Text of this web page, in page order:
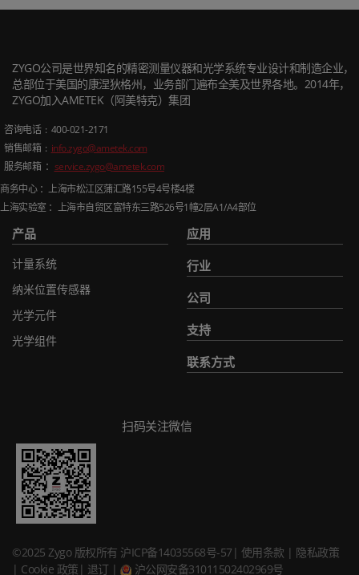
ZYGO公司是世界知名的精密测量仪器和光学系统专业设计和制造企业，
总部位于美国的康涅狄格州，业务部门遍布全美及世界各地。2014年，
ZYGO加入AMETEK（阿美特克）集团
咨询电话: 400-021-2171
销售邮箱 : info.zygo@ametek.com
服务邮箱 ： service.zygo@ametek.com
商务中心 ：上海市松江区蒲汇路155号4号楼4楼
上海实验室 ：上海市自贸区富特东三路526号1幢2层A1/A4部位
产品
计量系统
纳米位置传感器
光学元件
光学组件
应用
行业
公司
支持
联系方式
扫码关注微信
©2025 Zygo 版权所有 沪ICP备14035568号-57 | 使用条款 | 隐私政策
| Cookie 政策 | 退订| 沪公网安备31011502402969号